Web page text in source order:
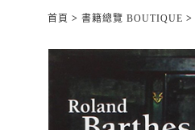
首頁 > 書籍總覽 BOUTIQUE >